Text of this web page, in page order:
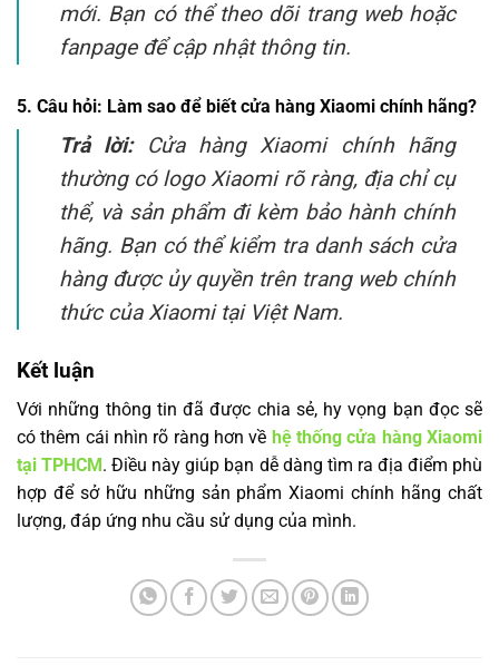
mới. Bạn có thể theo dõi trang web hoặc
fanpage để cập nhật thông tin.
5. Câu hỏi: Làm sao để biết cửa hàng Xiaomi chính hãng?
Trả lời: Cửa hàng Xiaomi chính hãng
thường có logo Xiaomi rõ ràng, địa chỉ cụ
thể, và sản phẩm đi kèm bảo hành chính
hãng. Bạn có thể kiểm tra danh sách cửa
hàng được ủy quyền trên trang web chính
thức của Xiaomi tại Việt Nam.
Kết luận
Với những thông tin đã được chia sẻ, hy vọng bạn đọc sẽ
có thêm cái nhìn rõ ràng hơn về hệ thống cửa hàng Xiaomi
tại TPHCM. Điều này giúp bạn dễ dàng tìm ra địa điểm phù
hợp để sở hữu những sản phẩm Xiaomi chính hãng chất
lượng, đáp ứng nhu cầu sử dụng của mình.